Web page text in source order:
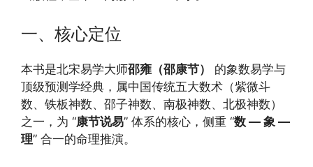
一、核心定位
本书是北宋易学大师邵雍（邵康节）
的象数易学与
顶级预测学经典，属中国传统五大数术（紫微斗
数、铁板神数、邵子神数、南极神数、北极神数）
之一，为 “康节说易” 体系的核心，侧重 “数 — 象 —
理” 合一的命理推演。